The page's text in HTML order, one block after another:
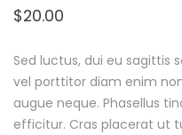
$20.00
Sed luctus, dui eu sagittis
vel porttitor diam enim
augue neque. Phasellus
efficitur. Cras placerat ut